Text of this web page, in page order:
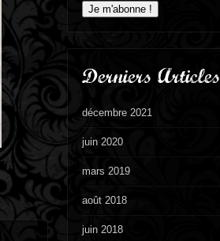
Derniers Articles
décembre 2021
juin 2020
mars 2019
août 2018
juin 2018